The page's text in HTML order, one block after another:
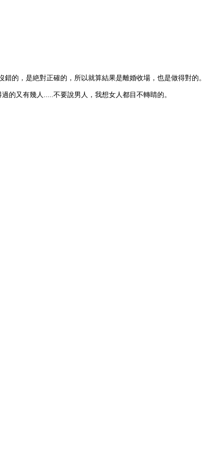
的，是絶對正確的，所以就算結果是離婚收場，也是做得對的。
的又有幾人.....不要說男人，我想女人都目不轉睛的。